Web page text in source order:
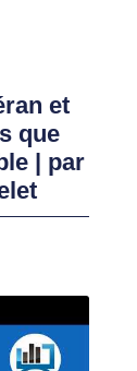
et
que
| par